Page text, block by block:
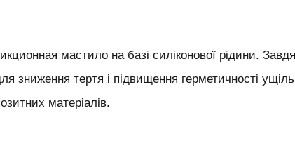
мастило на базі силіконової рідини.
зниження тертя і підвищення герметичності
матеріалів.